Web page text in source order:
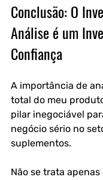
Conclusão: O
Análise é um
Confiança
A importância de
total do meu
pilar inegociável
negócio sério no
suplementos.
Não se trata